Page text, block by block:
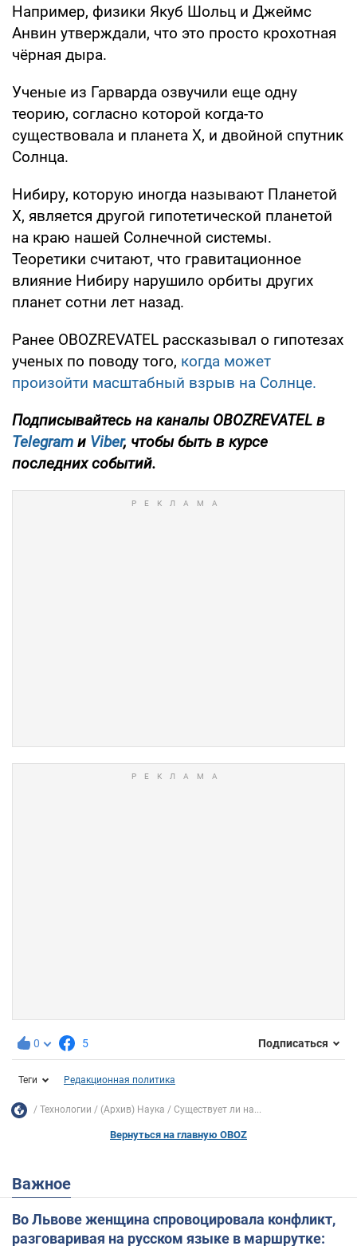
Например, физики Якуб Шольц и Джеймс
Анвин утверждали, что это просто крохотная
чёрная дыра.
Ученые из Гарварда озвучили еще одну
теорию, согласно которой когда-то
существовала и планета Х, и двойной спутник
Солнца.
Нибиру, которую иногда называют Планетой
X, является другой гипотетической планетой
на краю нашей Солнечной системы.
Теоретики считают, что гравитационное
влияние Нибиру нарушило орбиты других
планет сотни лет назад.
Ранее OBOZREVATEL рассказывал о гипотезах
ученых по поводу того, когда может
произойти масштабный взрыв на Солнце.
Подписывайтесь на каналы OBOZREVATEL в
Telegram и Viber, чтобы быть в курсе
последних событий.
0 5 Подписаться
Теги Редакционная политика
Технологии (Архив) Наука Существует ли на...
Вернуться на главную OBOZ
Важное
Во Львове женщина спровоцировала конфликт,
разговаривая на русском языке в маршрутке: